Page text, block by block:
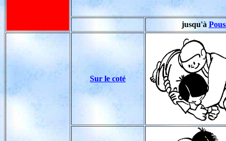
jusqu'à
Sur le coté